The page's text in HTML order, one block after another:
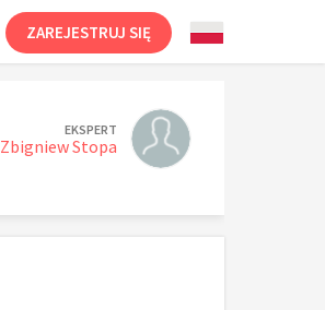
ZAREJESTRUJ SIĘ
EKSPERT
Zbigniew Stopa